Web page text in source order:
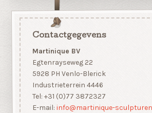
Contactgegevens
Martinique BV
Egtenrayseweg 22
5928 PH Venlo-Blerick
Industrieterrein 4446
Tel: +31 (0)77 3872327
E-mail: info@martinique-